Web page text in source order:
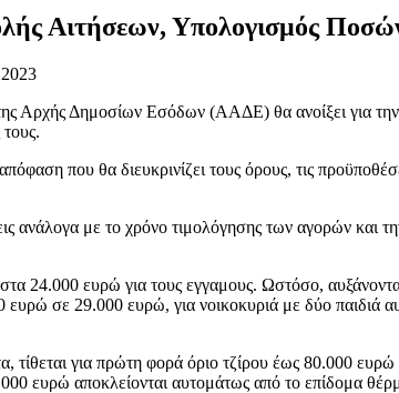
Αιτήσεων, Υπολογισμός Ποσών
Δημοσίων Εσόδων (ΑΑΔΕ) θα ανοίξει για την
που θα διευκρινίζει τους όρους, τις
ανάλογα με το χρόνο τιμολόγησης των αγορών
ευρώ για τους εγγαμους. Ωστόσο,
ευρώ σε 29.000 ευρώ, για νοικοκυριά με δύο
για πρώτη φορά όριο τζίρου έως 80.000 ευρώ
ευρώ αποκλείονται αυτομάτως από το επίδομα